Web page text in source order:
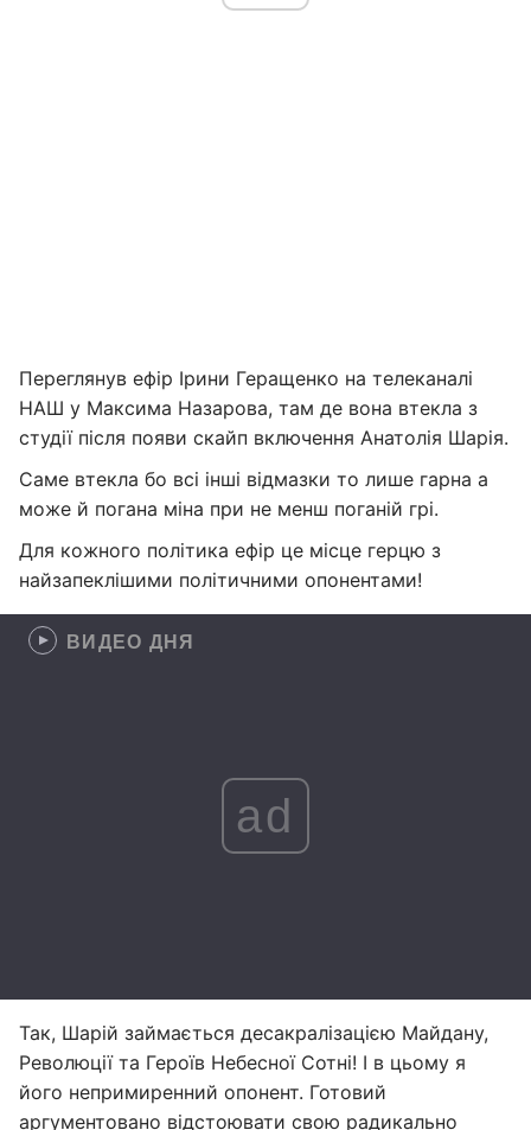
Переглянув ефір Ірини Геращенко на телеканалі
НАШ у Максима Назарова, там де вона втекла з
студії після появи скайп включення Анатолія Шарія.
Саме втекла бо всі інші відмазки то лише гарна а
може й погана міна при не менш поганій грі.
Для кожного політика ефір це місце герцю з
найзапеклішими політичними опонентами!
ВИДЕО ДНЯ
ad
Так, Шарій займається десакралізацією Майдану,
Революції та Героїв Небесної Сотні! І в цьому я
його непримиренний опонент. Готовий
аргументовано відстоювати свою радикально